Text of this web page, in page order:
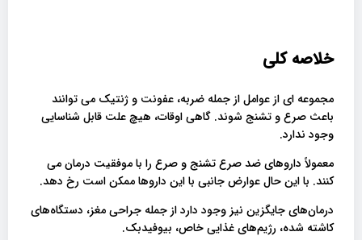
خلاصه کلی
مجموعه ای از عوامل از جمله ضربه، عفونت و ژنتیک می توانند
باعث صرع و تشنج شوند. گاهی اوقات، هیچ علت قابل شناسایی
وجود ندارد.
معمولاً داروهای ضد صرع تشنج و صرع را با موفقیت درمان می
کنند. با این حال عوارض جانبی با این داروها ممکن است رخ دهد.
درمان‌های جایگزین نیز وجود دارد از جمله جراحی مغز، دستگاه‌های
کاشته ‌شده، رژیم‌های غذایی خاص، بیوفیدبک.